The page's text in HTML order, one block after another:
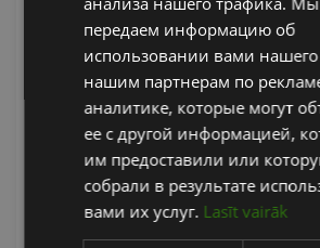
POLAR WB 20MM SIL BLK/GRY S-L
POLAR
передаем информацию об
использовании вами нашего
нашим партнерам по
аналитике, которые могут
ее с другой информацией,
им предоставили или
собрали в результате
вами их услуг. Lasīt vairāk